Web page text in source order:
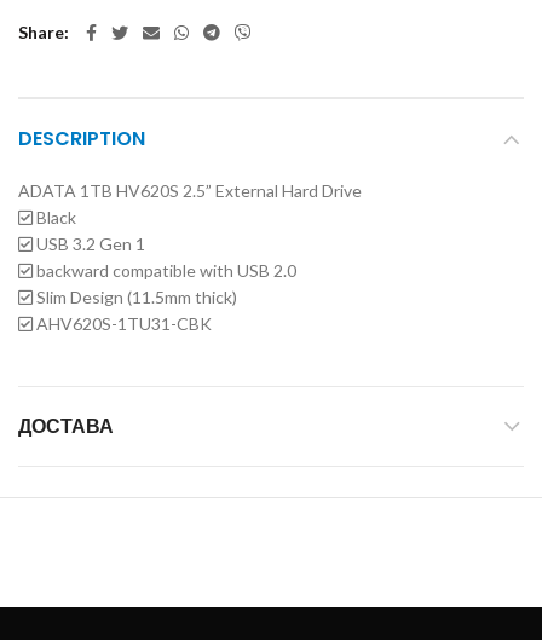
Share
DESCRIPTION
ADATA 1TB HV620S 2.5” External Hard Drive
Black
USB 3.2 Gen 1
backward compatible with USB 2.0
Slim Design (11.5mm thick)
AHV620S-1TU31-CBK
ДОСТАВА